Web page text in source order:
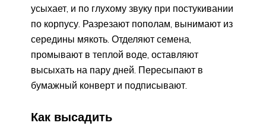
усыхает, и по глухому звуку при постукивании
по корпусу. Разрезают пополам, вынимают из
середины мякоть. Отделяют семена,
промывают в теплой воде, оставляют
высыхать на пару дней. Пересыпают в
бумажный конверт и подписывают.
Как высадить